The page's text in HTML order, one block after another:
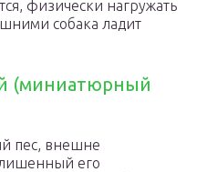
физически нагружать
собака ладит
(миниатюрный
пес, внешне
его